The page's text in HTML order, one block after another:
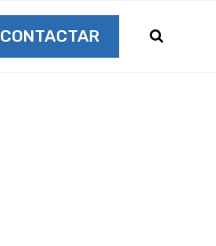
CONTACTAR